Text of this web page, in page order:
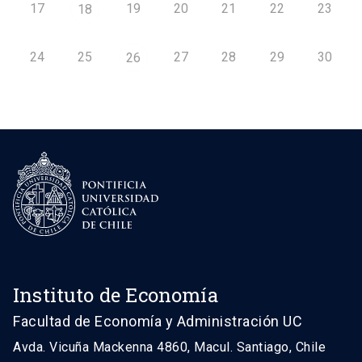
17 18 19 20 21 22 23
24 25 26 27 28 29 30
Instituto de Economía
Facultad de Economía y Administración UC
Avda. Vicuña Mackenna 4860, Macul. Santiago, Chile